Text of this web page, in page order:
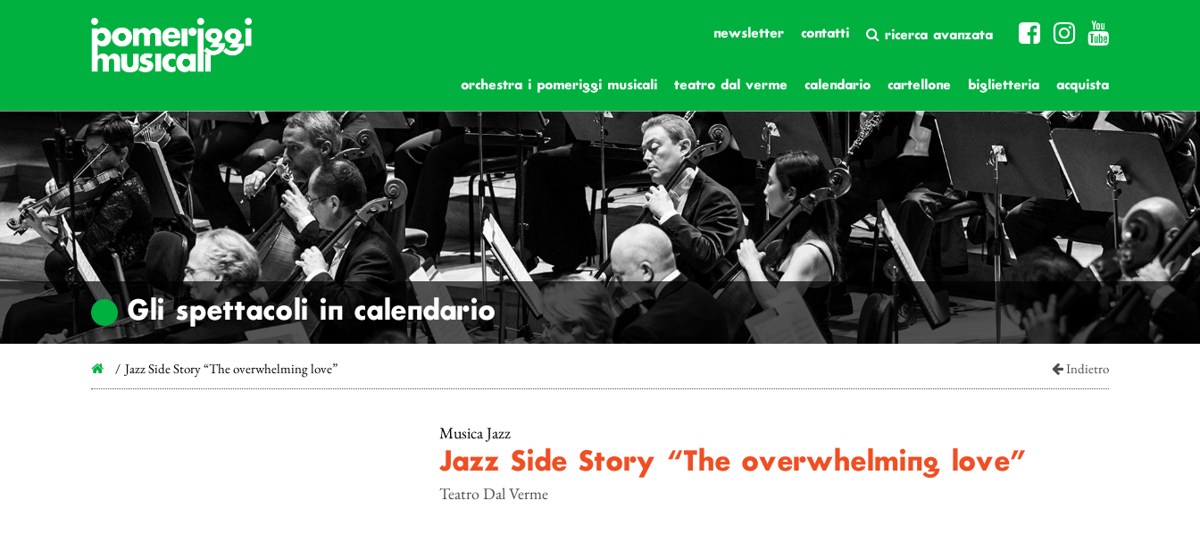
newsletter contatti ricerca avanzata
orchestra i pomeriggi musicali teatro dal verme calendario cartellone biglietteria acquista
Gli spettacoli in calendario
Jazz Side Story “The overwhelming love” Indietro
Musica Jazz
Jazz Side Story “The overwhelming love”
Teatro Dal Verme